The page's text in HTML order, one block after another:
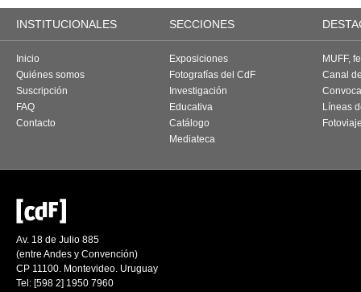
INSTITUCIONALES SECCIONES
Inicio
Quiénes somos
Suscripción
FAQ
Contacto
Exposiciones
Fotografías del CdF
Investigación
Educativa
Catálogo
Mediateca
MUFF,
Canal
Líneas
Av. 18 de Julio 885
(entre Andes y Convención)
CP 11100. Montevideo. Uruguay
Tel: [598 2] 1950 7960